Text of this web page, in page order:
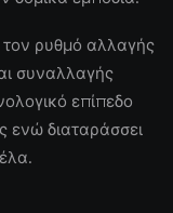
τον ρυθμό αλλαγής
συναλλαγής
επίπεδο
ενώ διαταράσσει